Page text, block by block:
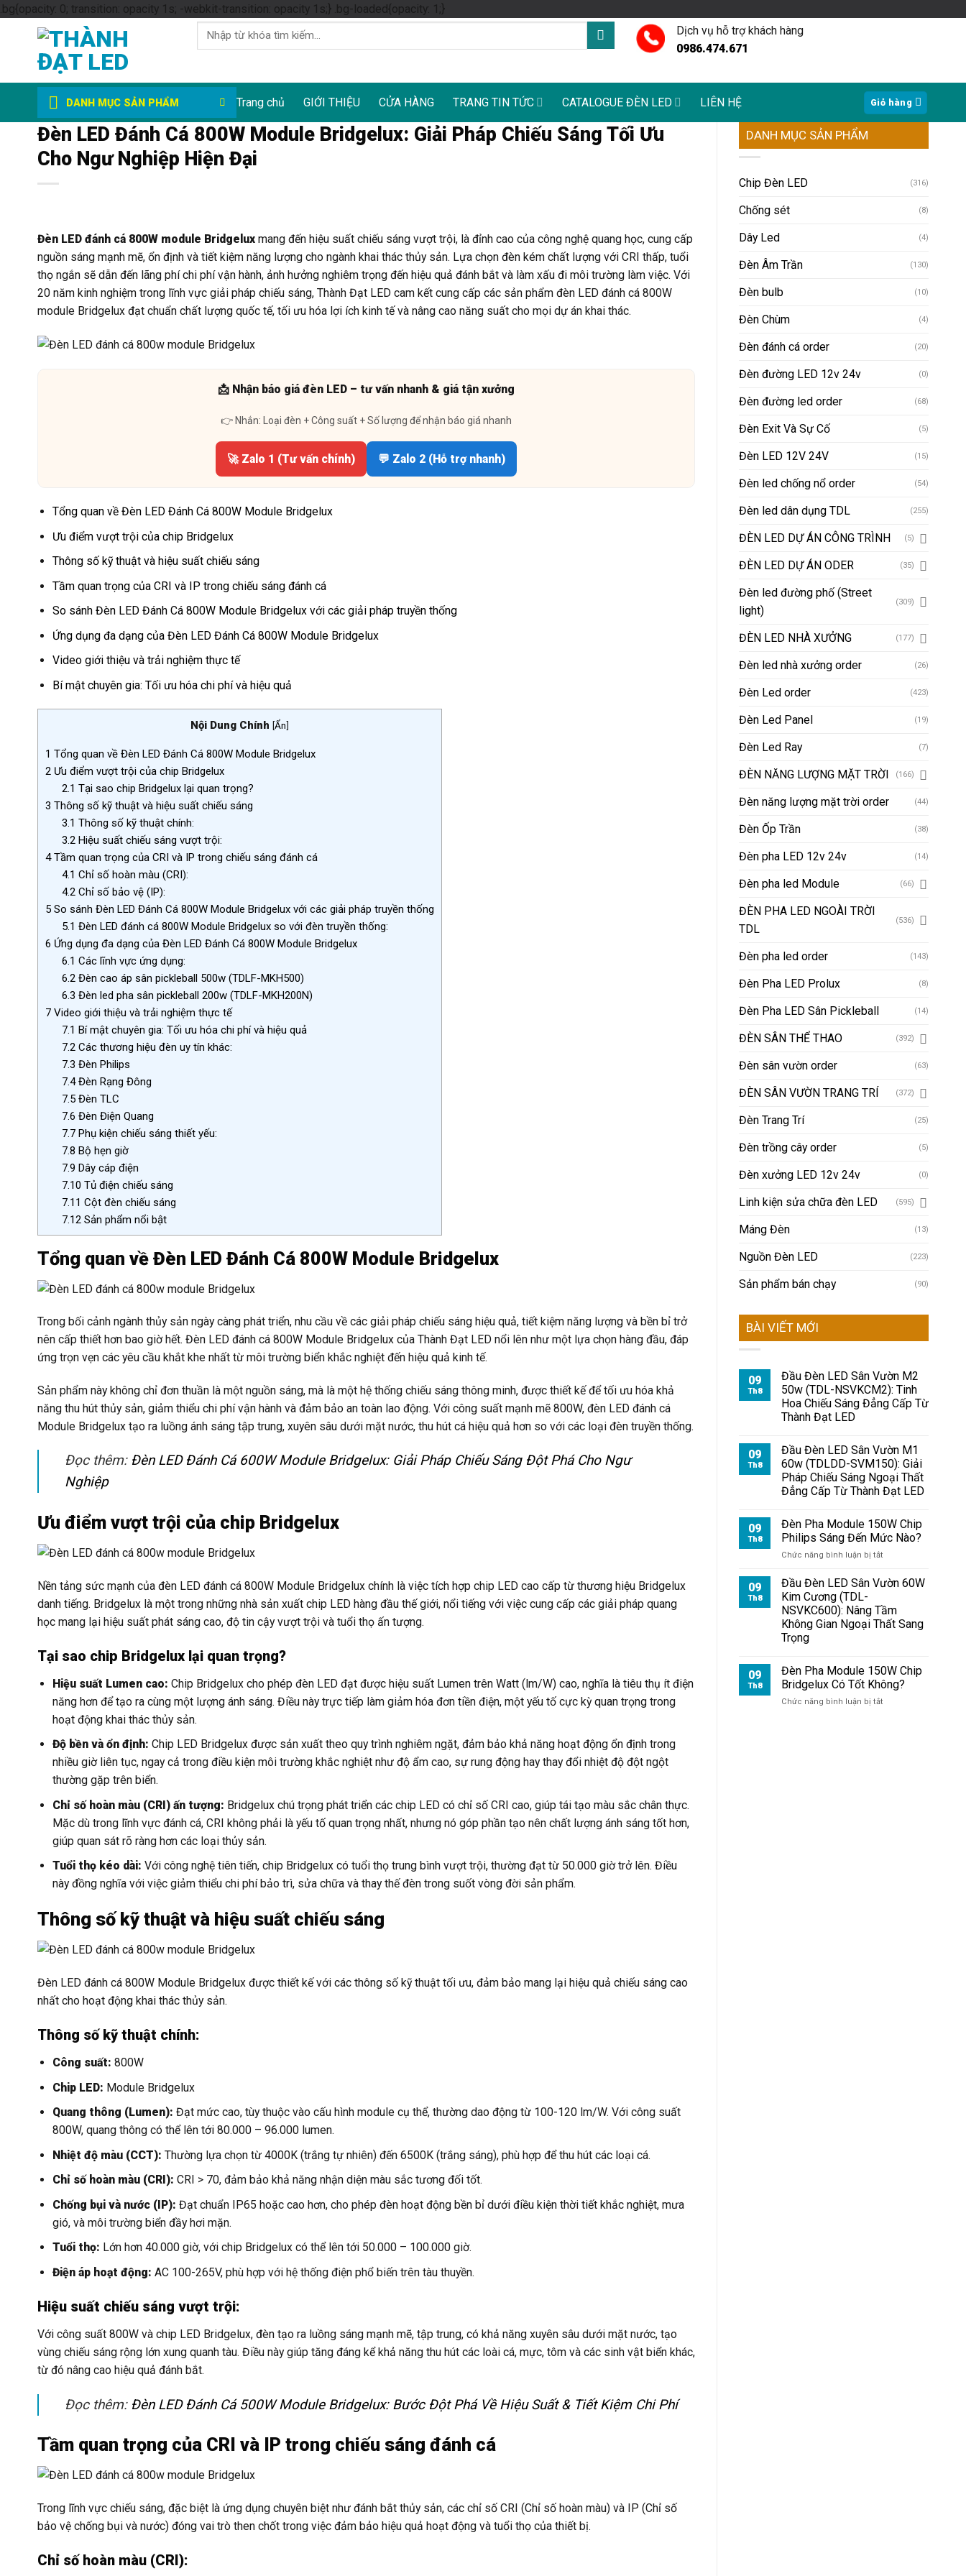
.bg{opacity: 0; transition: opacity 1s; -webkit-transition: opacity 1s;} .bg-loaded{opacity: 1;}Skip
to
Tìm
kiếm:
Dịch vụ hỗ trợ khách hàng
0986.474.671
DANH MỤC SẢN PHẨM Trang chủ GIỚI THIỆU CỬA HÀNG TRANG TIN TỨC CATALOGUE ĐÈN LED LIÊN HỆ Giỏ hàng
Đèn LED Đánh Cá 800W Module Bridgelux: Giải Pháp Chiếu Sáng Tối Ưu
Cho Ngư Nghiệp Hiện Đại
Đèn LED đánh cá 800W module Bridgelux mang đến hiệu suất chiếu sáng vượt trội, là đỉnh cao của công nghệ quang học, cung cấp
nguồn sáng mạnh mẽ, ổn định và tiết kiệm năng lượng cho ngành khai thác thủy sản. Lựa chọn đèn kém chất lượng với CRI thấp, tuổi
thọ ngắn sẽ dẫn đến lãng phí chi phí vận hành, ảnh hưởng nghiêm trọng đến hiệu quả đánh bắt và làm xấu đi môi trường làm việc. Với
20 năm kinh nghiệm trong lĩnh vực giải pháp chiếu sáng, Thành Đạt LED cam kết cung cấp các sản phẩm đèn LED đánh cá 800W
module Bridgelux đạt chuẩn chất lượng quốc tế, tối ưu hóa lợi ích kinh tế và nâng cao năng suất cho mọi dự án khai thác.
📩 Nhận báo giá đèn LED – tư vấn nhanh & giá tận xưởng
👉 Nhắn: Loại đèn + Công suất + Số lượng để nhận báo giá nhanh
🚀 Zalo 1 (Tư vấn chính) 💬 Zalo 2 (Hỗ trợ nhanh)
Tổng quan về Đèn LED Đánh Cá 800W Module Bridgelux
Ưu điểm vượt trội của chip Bridgelux
Thông số kỹ thuật và hiệu suất chiếu sáng
Tầm quan trọng của CRI và IP trong chiếu sáng đánh cá
So sánh Đèn LED Đánh Cá 800W Module Bridgelux với các giải pháp truyền thống
Ứng dụng đa dạng của Đèn LED Đánh Cá 800W Module Bridgelux
Video giới thiệu và trải nghiệm thực tế
Bí mật chuyên gia: Tối ưu hóa chi phí và hiệu quả
Nội Dung Chính [Ẩn]
1 Tổng quan về Đèn LED Đánh Cá 800W Module Bridgelux
2 Ưu điểm vượt trội của chip Bridgelux
2.1 Tại sao chip Bridgelux lại quan trọng?
3 Thông số kỹ thuật và hiệu suất chiếu sáng
3.1 Thông số kỹ thuật chính:
3.2 Hiệu suất chiếu sáng vượt trội:
4Tầm quan trọng của CRI và IP trong chiếu sáng đánh cá
4.1 Chỉ số hoàn màu (CRI):
4.2 Chỉ số bảo vệ (IP):
5 So sánh Đèn LED Đánh Cá 800W Module Bridgelux với các giải pháp truyền thống
5.1 Đèn LED đánh cá 800W Module Bridgelux so với đèn truyền thống:
6 Ứng dụng đa dạng của Đèn LED Đánh Cá 800W Module Bridgelux
6.1 Các lĩnh vực ứng dụng:
6.2 Đèn cao áp sân pickleball 500w (TDLF-MKH500)
6.3 Đèn led pha sân pickleball 200w (TDLF-MKH200N)
7 Video giới thiệu và trải nghiệm thực tế
7.1 Bí mật chuyên gia: Tối ưu hóa chi phí và hiệu quả
7.2 Các thương hiệu đèn uy tín khác:
7.3 Đèn Philips
7.4Đèn Rạng Đông
7.5Đèn TLC
7.6 Đèn Điện Quang
7.7Phụ kiện chiếu sáng thiết yếu:
7.8 Bộ hẹn giờ
7.9 Dây cáp điện
7.10 Tủ điện chiếu sáng
7.11 Cột đèn chiếu sáng
7.12 Sản phẩm nổi bật
Tổng quan về Đèn LED Đánh Cá 800W Module Bridgelux
Trong bối cảnh ngành thủy sản ngày càng phát triển, nhu cầu về các giải pháp chiếu sáng hiệu quả, tiết kiệm năng lượng và bền bỉ trở
nên cấp thiết hơn bao giờ hết. Đèn LED đánh cá 800W Module Bridgelux của Thành Đạt LED nổi lên như một lựa chọn hàng đầu, đáp
ứng trọn vẹn các yêu cầu khắt khe nhất từ môi trường biển khắc nghiệt đến hiệu quả kinh tế.
Sản phẩm này không chỉ đơn thuần là một nguồn sáng, mà là một hệ thống chiếu sáng thông minh, được thiết kế để tối ưu hóa khả
năng thu hút thủy sản, giảm thiểu chi phí vận hành và đảm bảo an toàn lao động. Với công suất mạnh mẽ 800W, đèn LED đánh cá
Module Bridgelux tạo ra luồng ánh sáng tập trung, xuyên sâu dưới mặt nước, thu hút cá hiệu quả hơn so với các loại đèn truyền thống.
Đọc thêm: Đèn LED Đánh Cá 600W Module Bridgelux: Giải Pháp Chiếu Sáng Đột Phá Cho Ngư
Nghiệp
Ưu điểm vượt trội của chip Bridgelux
Nền tảng sức mạnh của đèn LED đánh cá 800W Module Bridgelux chính là việc tích hợp chip LED cao cấp từ thương hiệu Bridgelux
danh tiếng. Bridgelux là một trong những nhà sản xuất chip LED hàng đầu thế giới, nổi tiếng với việc cung cấp các giải pháp quang
học mang lại hiệu suất phát sáng cao, độ tin cậy vượt trội và tuổi thọ ấn tượng.
Tại sao chip Bridgelux lại quan trọng?
Hiệu suất Lumen cao: Chip Bridgelux cho phép đèn LED đạt được hiệu suất Lumen trên Watt (lm/W) cao, nghĩa là tiêu thụ ít điện
năng hơn để tạo ra cùng một lượng ánh sáng. Điều này trực tiếp làm giảm hóa đơn tiền điện, một yếu tố cực kỳ quan trọng trong
hoạt động khai thác thủy sản.
Độ bền và ổn định: Chip LED Bridgelux được sản xuất theo quy trình nghiêm ngặt, đảm bảo khả năng hoạt động ổn định trong
nhiều giờ liên tục, ngay cả trong điều kiện môi trường khắc nghiệt như độ ẩm cao, sự rung động hay thay đổi nhiệt độ đột ngột
thường gặp trên biển.
Chỉ số hoàn màu (CRI) ấn tượng: Bridgelux chú trọng phát triển các chip LED có chỉ số CRI cao, giúp tái tạo màu sắc chân thực.
Mặc dù trong lĩnh vực đánh cá, CRI không phải là yếu tố quan trọng nhất, nhưng nó góp phần tạo nên chất lượng ánh sáng tốt hơn,
giúp quan sát rõ ràng hơn các loại thủy sản.
Tuổi thọ kéo dài: Với công nghệ tiên tiến, chip Bridgelux có tuổi thọ trung bình vượt trội, thường đạt từ 50.000 giờ trở lên. Điều
này đồng nghĩa với việc giảm thiểu chi phí bảo trì, sửa chữa và thay thế đèn trong suốt vòng đời sản phẩm.
Thông số kỹ thuật và hiệu suất chiếu sáng
Đèn LED đánh cá 800W Module Bridgelux được thiết kế với các thông số kỹ thuật tối ưu, đảm bảo mang lại hiệu quả chiếu sáng cao
nhất cho hoạt động khai thác thủy sản.
Thông số kỹ thuật chính:
Công suất: 800W
Chip LED: Module Bridgelux
Quang thông (Lumen): Đạt mức cao, tùy thuộc vào cấu hình module cụ thể, thường dao động từ 100-120 lm/W. Với công suất
800W, quang thông có thể lên tới 80.000 – 96.000 lumen.
Nhiệt độ màu (CCT): Thường lựa chọn từ 4000K (trắng tự nhiên) đến 6500K (trắng sáng), phù hợp để thu hút các loại cá.
Chỉ số hoàn màu (CRI): CRI > 70, đảm bảo khả năng nhận diện màu sắc tương đối tốt.
Chống bụi và nước (IP): Đạt chuẩn IP65 hoặc cao hơn, cho phép đèn hoạt động bền bỉ dưới điều kiện thời tiết khắc nghiệt, mưa
gió, và môi trường biển đầy hơi mặn.
Tuổi thọ: Lớn hơn 40.000 giờ, với chip Bridgelux có thể lên tới 50.000 – 100.000 giờ.
Điện áp hoạt động: AC 100-265V, phù hợp với hệ thống điện phổ biến trên tàu thuyền.
Hiệu suất chiếu sáng vượt trội:
Với công suất 800W và chip LED Bridgelux, đèn tạo ra luồng sáng mạnh mẽ, tập trung, có khả năng xuyên sâu dưới mặt nước, tạo
vùng chiếu sáng rộng lớn xung quanh tàu. Điều này giúp tăng đáng kể khả năng thu hút các loài cá, mực, tôm và các sinh vật biển khác,
từ đó nâng cao hiệu quả đánh bắt.
Đọc thêm: Đèn LED Đánh Cá 500W Module Bridgelux: Bước Đột Phá Về Hiệu Suất & Tiết Kiệm Chi Phí
Tầm quan trọng của CRI và IP trong chiếu sáng đánh cá
Trong lĩnh vực chiếu sáng, đặc biệt là ứng dụng chuyên biệt như đánh bắt thủy sản, các chỉ số CRI (Chỉ số hoàn màu) và IP (Chỉ số
bảo vệ chống bụi và nước) đóng vai trò then chốt trong việc đảm bảo hiệu quả hoạt động và tuổi thọ của thiết bị.
Chỉ số hoàn màu (CRI):
DANH MỤC SẢN PHẨM
Chip Đèn LED (316)
Chống sét (8)
Dây Led (4)
Đèn Âm Trần (130)
Đèn bulb (10)
Đèn Chùm (4)
Đèn đánh cá order (20)
Đèn đường LED 12v 24v (0)
Đèn đường led order (68)
Đèn Exit Và Sự Cố (5)
Đèn LED 12V 24V (15)
Đèn led chống nổ order (54)
Đèn led dân dụng TDL (255)
ĐÈN LED DỰ ÁN CÔNG TRÌNH (5)
ĐÈN LED DỰ ÁN ODER (35)
Đèn led đường phố (Street
light)
(309)
ĐÈN LED NHÀ XƯỞNG (177)
Đèn led nhà xưởng order (26)
Đèn Led order (423)
Đèn Led Panel (19)
Đèn Led Ray (7)
ĐÈN NĂNG LƯỢNG MẶT TRỜI (166)
Đèn năng lượng mặt trời order (44)
Đèn Ốp Trần (38)
Đèn pha LED 12v 24v (14)
Đèn pha led Module (66)
ĐÈN PHA LED NGOÀI TRỜI
TDL
(536)
Đèn pha led order (143)
Đèn Pha LED Prolux (8)
Đèn Pha LED Sân Pickleball (14)
ĐÈN SÂN THỂ THAO (392)
Đèn sân vườn order (63)
ĐÈN SÂN VƯỜN TRANG TRÍ (372)
Đèn Trang Trí (25)
Đèn trồng cây order (5)
Đèn xưởng LED 12v 24v (0)
Linh kiện sửa chữa đèn LED (595)
Máng Đèn (13)
Nguồn Đèn LED (223)
Sản phẩm bán chạy (90)
BÀI VIẾT MỚI
09
Th8
Đầu Đèn LED Sân Vườn M2
50w (TDL-NSVKCM2): Tinh
Hoa Chiếu Sáng Đẳng Cấp Từ
Thành Đạt LED
09
Th8
Đầu Đèn LED Sân Vườn M1
60w (TDLDD-SVM150): Giải
Pháp Chiếu Sáng Ngoại Thất
Đẳng Cấp Từ Thành Đạt LED
09
Th8
Đèn Pha Module 150W Chip
Philips Sáng Đến Mức Nào?
Chức năng bình luận bị tắt
Pha
Chip
Philips
Mức
Nào?
09
Th8
Đầu Đèn LED Sân Vườn 60W
Kim Cương (TDL-
NSVKC600): Nâng Tầm
Không Gian Ngoại Thất Sang
Trọng
09
Th8
Đèn Pha Module 150W Chip
Bridgelux Có Tốt Không?
Chức năng bình luận bị tắt